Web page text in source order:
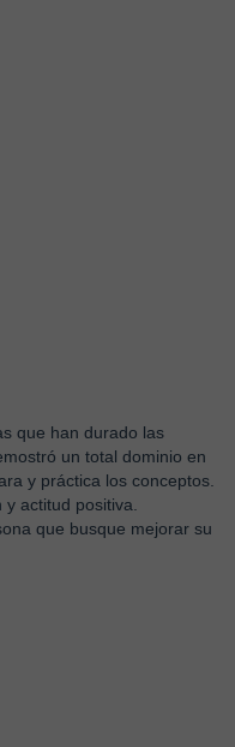
que han durado las
un total dominio en
y práctica los conceptos.
actitud positiva.
que busque mejorar su